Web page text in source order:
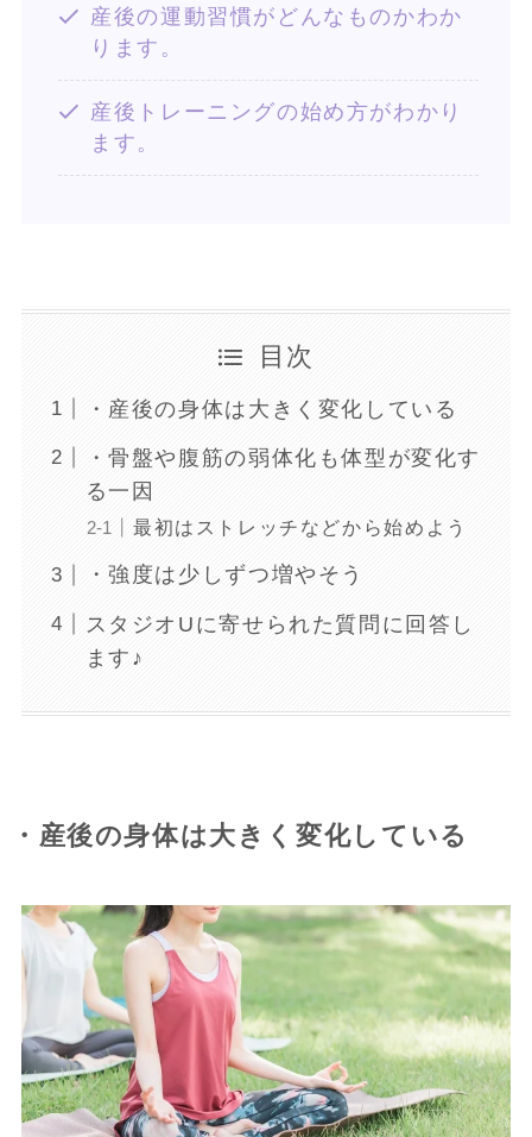
産後の運動習慣がどんなものかわか
ります。
産後トレーニングの始め方がわかり
ます。
目次
・産後の身体は大きく変化している
・骨盤や腹筋の弱体化も体型が変化す
る一因
最初はストレッチなどから始めよう
・強度は少しずつ増やそう
スタジオUに寄せられた質問に回答し
ます♪
・産後の身体は大きく変化している